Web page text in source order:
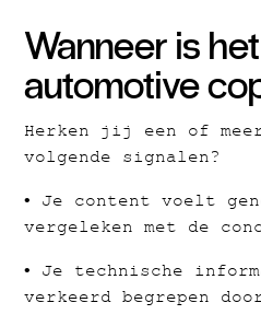
Wanneer is
automotive
Herken jij een of
volgende signalen?
• Je content voelt
vergeleken met de
• Je technische
verkeerd begrepen